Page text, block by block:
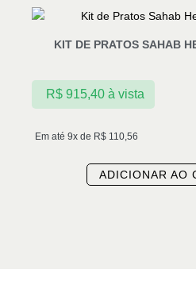
KIT DE PRATOS SAHAB
Em até 9x de R$ 110,56
R$915,40 à vista
ADICIONAR AO